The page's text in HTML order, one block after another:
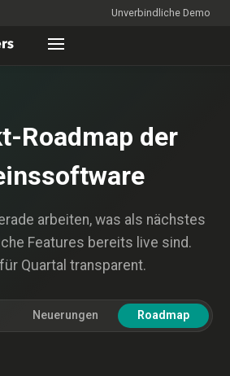
Unverbindliche Demo
Roadmap der
arbeiten, was als nächstes
Features bereits live sind.
Quartal transparent.
Neuerungen Roadmap